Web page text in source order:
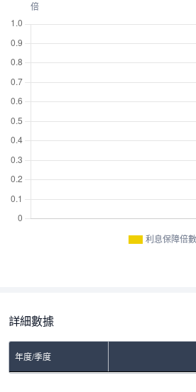
利息保障倍數
詳細數據
年度/季度